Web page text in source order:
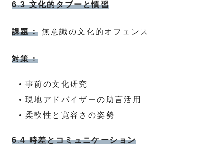
6.3 文化的タブーと慣習
課題： 無意識の文化的オフェンス
対策：
事前の文化研究
現地アドバイザーの助言活用
柔軟性と寛容さの姿勢
6.4 時差とコミュニケーション